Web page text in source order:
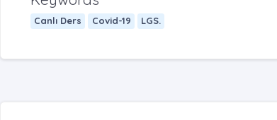
Canlı Ders Covid-19 LGS.